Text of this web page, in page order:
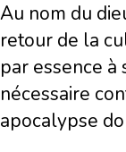
Au nom du
retour de la
par essence à
nécessaire
apocalypse